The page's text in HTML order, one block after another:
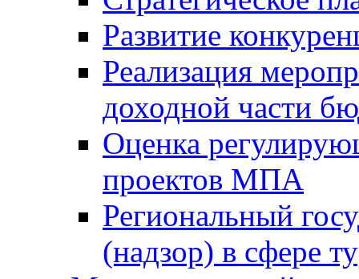
Развитие
Реализация
доходной части
Оценка
проектов МПА
Региональный
(надзор) в сфере